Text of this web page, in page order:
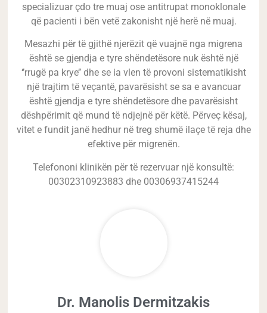
specializuar çdo tre muaj ose antitrupat monoklonale
që pacienti i bën vetë zakonisht një herë në muaj.
Mesazhi për të gjithë njerëzit që vuajnë nga migrena
është se gjendja e tyre shëndetësore nuk është një
‘’rrugë pa krye’’ dhe se ia vlen të provoni sistematikisht
një trajtim të veçantë, pavarësisht se sa e avancuar
është gjendja e tyre shëndetësore dhe pavarësisht
dëshpërimit që mund të ndjejnë për këtë. Përveç kësaj,
vitet e fundit janë hedhur në treg shumë ilaçe të reja dhe
efektive për migrenën.
Telefononi klinikën për të rezervuar një konsultë:
00302310923883 dhe 00306937415244
Dr. Manolis Dermitzakis